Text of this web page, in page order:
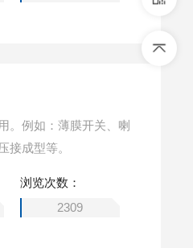
。例如：薄膜开关、喇
接成型等。
浏览次数：
2309